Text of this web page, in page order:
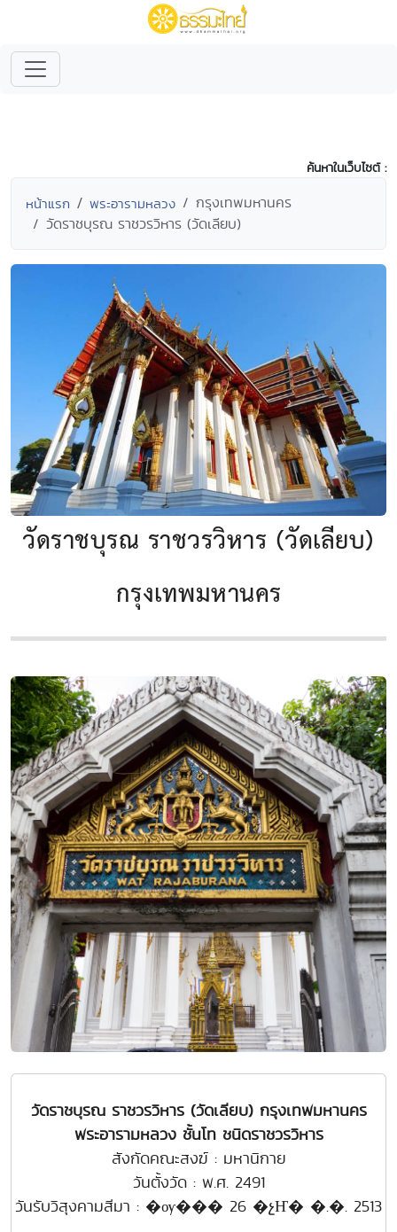
ค้นหาในเว็บไซต์ :
หน้าแรก พระอารามหลวง
กรุงเทพมหานคร
วัดราชบุรณ ราชวรวิหาร (วัดเลียบ)
วัดราชบุรณ ราชวรวิหาร (วัดเลียบ)
กรุงเทพมหานคร
วัดราชบุรณ ราชวรวิหาร (วัดเลียบ) กรุงเทพมหานคร
พระอารามหลวง ชั้นโท ชนิดราชวรวิหาร
สังกัดคณะสงฆ์ : มหานิกาย
วันตั้งวัด : พ.ศ. 2491
วันรับวิสุงคามสีมา : �ѹ��� 26 �չҤ� �.�. 2513